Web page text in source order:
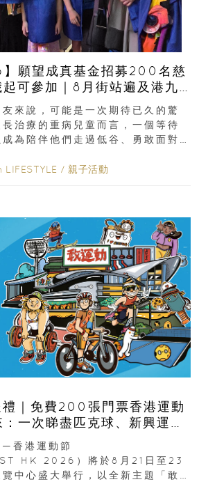
】願望成真基金招募200名慈
可參加｜8月街站遍及港九
來說，可能是一次期待已久的驚
治療的重病兒童而言，一個等待
為陪伴他們走過低谷、勇敢面對
LIFESTYLE / 親子活動
｜免費200張門票香港運動
一次睇盡匹克球、新興運
百運動品牌展覽
香港運動節
HK 2026）將於8月21日至23
中心盛大舉行，以全新主題「敢